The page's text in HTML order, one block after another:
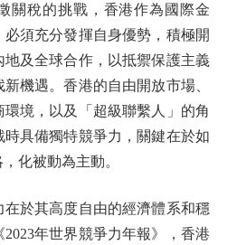
稅的挑戰，香港作為國際金
須充分發揮自身優勢，積極開
及全球合作，以抵禦保護主義
機遇。香港的自由開放市場、
境，以及「超級聯繫人」的角
具備獨特競爭力，關鍵在於如
化被動為主動。
於其高度自由的經濟體系和穩
年世界競爭力年報》，香港